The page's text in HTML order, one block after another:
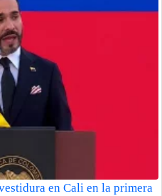
en Cali en la primera